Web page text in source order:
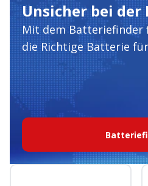
Unsicher bei
Mit dem Batteriefinder
die Richtige Batterie